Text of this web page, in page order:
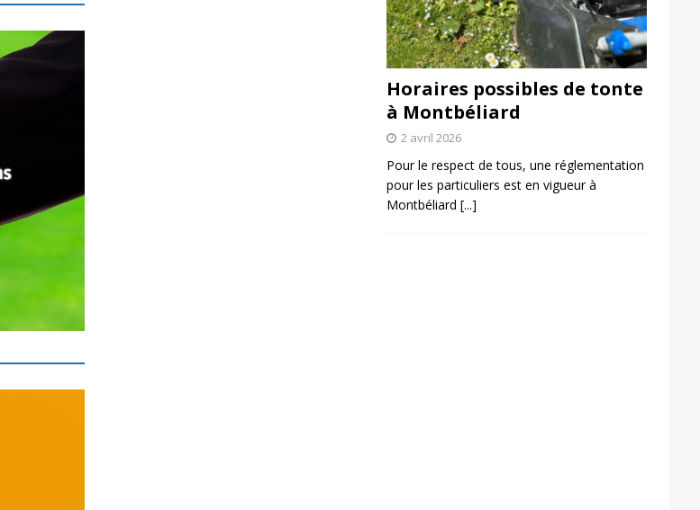
Horaires possibles de tonte
à Montbéliard
2 avril 2026
Pour le respect de tous, une réglementation
pour les particuliers est en vigueur à
Montbéliard [...]